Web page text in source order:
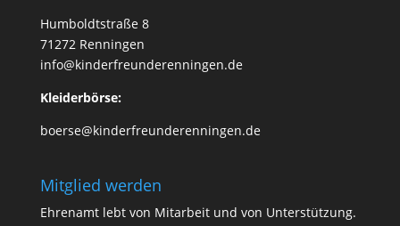
Humboldtstraße 8
71272 Renningen
info@kinderfreunderenningen.de
Kleiderbörse:
boerse@kinderfreunderenningen.de
Mitglied werden
Ehrenamt lebt von Mitarbeit und von Unterstützung.